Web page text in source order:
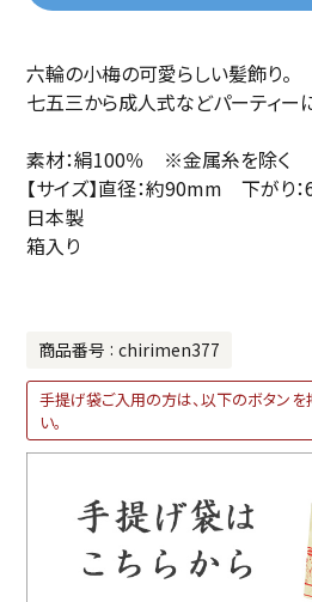
六輪の小梅の可愛らしい髪飾り。
七五三から成人式などパーティー
素材：絹100％ ※金属糸を除く
【サイズ】直径：約90mm 下がり
日本製
箱入り
商品番号 chirimen377
手提げ袋ご入用の方は、以下のボタン
い。